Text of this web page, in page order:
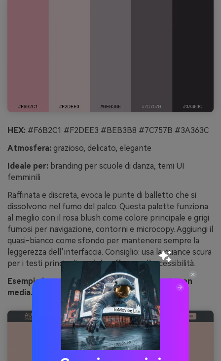
HEX: #F6B2C1 #F2DEE3 #BEB3B8 #7C757B #3A363C
Atmosfera: grazioso, delicato, elegante
Ideale per: branding per scuole di danza, temi UI
femminili
Raffinata e discreta, evoca le punte di balletto che si
dissolvono nel fumo del palco. Questa palette funziona
al meglio con il rosa blush come colore principale e grigi
fumosi per navigazione, contorni e microcopy. Aggiungi il
quasi-bianco come sfondo per mantenere sempre la
leggerezza dell’interfaccia. Consiglio: usa la nuance scura
per i testi principali, così da rafforzare l’accessibilità.
Esempio immagine di ballet smoke generata con
media.io